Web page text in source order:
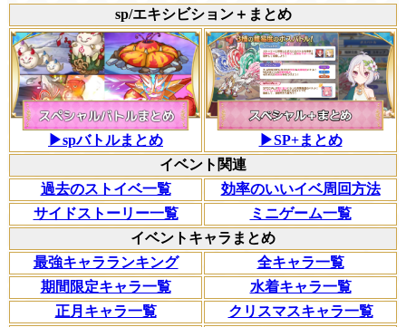
sp/エキシビション＋まとめ
▶spバトルまとめ
▶SP+まとめ
イベント関連
過去のストイベ一覧
効率のいいイベ周回方法
サイドストーリー一覧
ミニゲーム一覧
イベントキャラまとめ
最強キャラランキング
全キャラ一覧
期間限定キャラ一覧
水着キャラ一覧
正月キャラ一覧
クリスマスキャラ一覧